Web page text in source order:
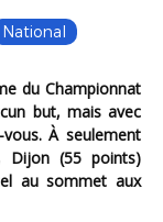
National
but, mais avec
À seulement
Dijon (55 points)
au sommet aux